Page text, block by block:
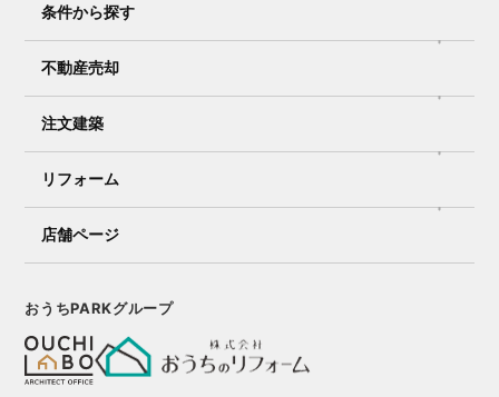
条件から探す
不動産売却
注文建築
リフォーム
店舗ページ
おうちPARKグループ